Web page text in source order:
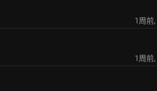
1周前,
1周前,